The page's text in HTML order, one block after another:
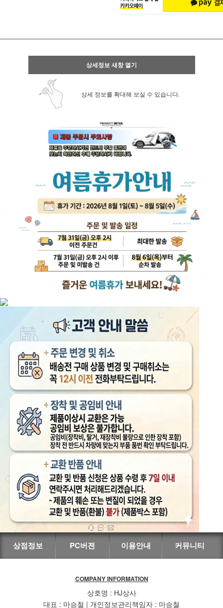
상세정보 새창 열기
상세 정보를 확대해 보실 수 있습니다.
상점정보 PC버젼 이용안내 커뮤니티
COMPANY INFORMATION
상호명 : HJ상사
대표 : 마승철 | 개인정보관리책임자 : 마승철